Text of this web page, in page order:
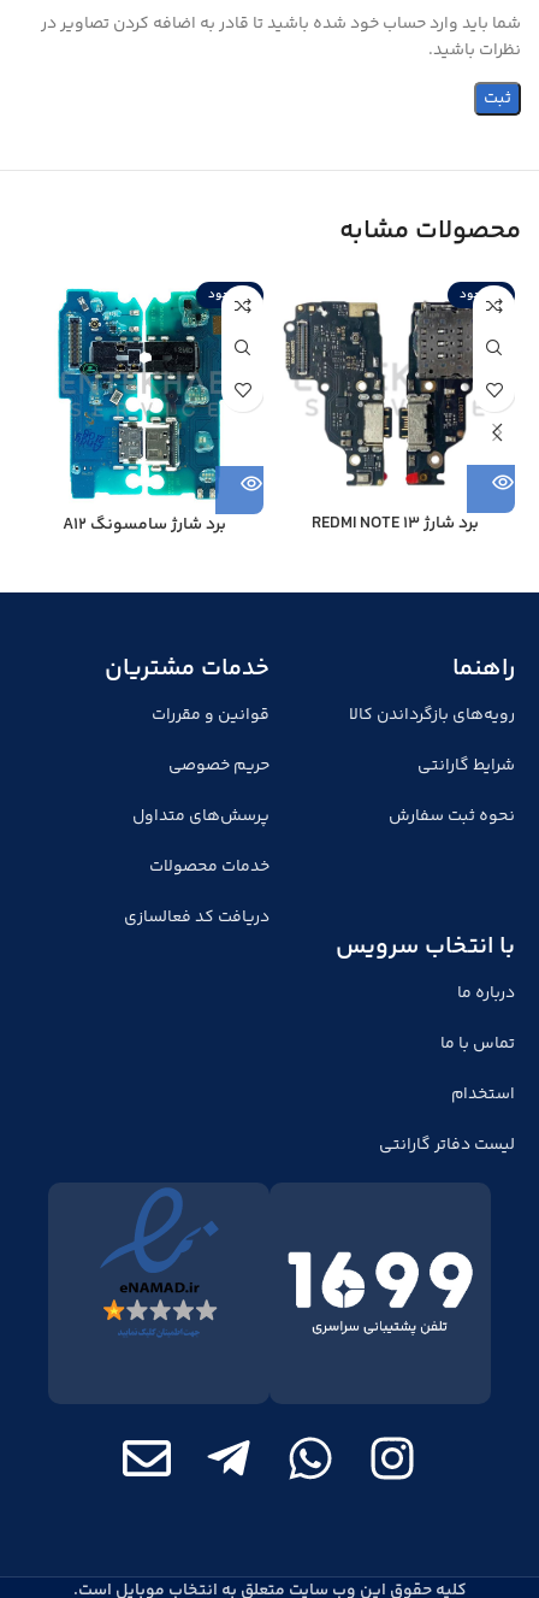
شما باید وارد حساب خود شده باشید تا قادر به اضافه کردن تصاویر در
نظرات باشید.
محصولات مشابه
ناموجود
برد شارژ REDMI NOTE 13
ناموجود
برد شارژ سامسونگ A12
راهنما
رویه‌های بازگرداندن کالا
شرایط گارانتی
نحوه ثبت سفارش
خدمات مشتریان
قوانین و مقررات
حریم خصوصی
پرسش‌های متداول
خدمات محصولات
دریافت کد فعالسازی
با انتخاب سرویس
درباره ما
تماس با ما
استخدام
لیست دفاتر گارانتی
کلیه حقوق این وب سایت متعلق به انتخاب موبایل است.